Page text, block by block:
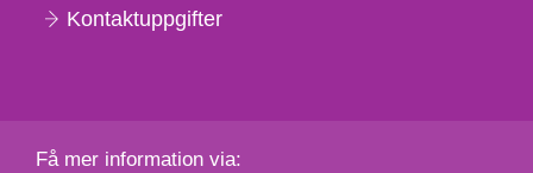
Kontaktuppgifter
Få mer information via: